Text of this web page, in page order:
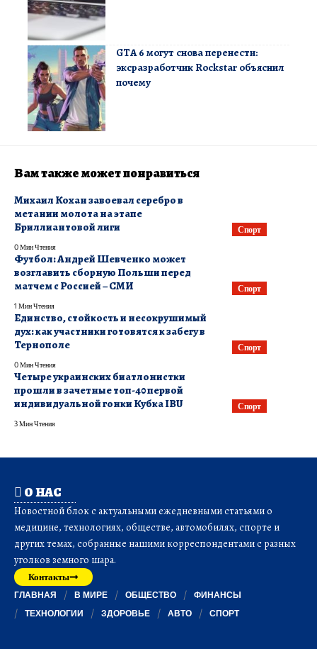
GTA 6 могут снова перенести:
эксразработчик Rockstar объяснил
почему
Вам также может понравиться
Спорт
Михаил Кохан завоевал серебро в
метании молота на этапе
Бриллиантовой лиги
0 Мин Чтения
Спорт
Футбол: Андрей Шевченко может
возглавить сборную Польши перед
матчем с Россией – СМИ
1 Мин Чтения
Спорт
Единство, стойкость и несокрушимый
дух: как участники готовятся к забегу в
Тернополе
0 Мин Чтения
Спорт
Четыре украинских биатлонистки
прошли в зачетные топ-40 первой
индивидуальной гонки Кубка IBU
3 Мин Чтения
О НАС
Новостной блок с актуальными ежедневными статьями о
медицине, технологиях, обществе, автомобилях, спорте и
других темах, собранные нашими корреспондентами с разных
уголков земного шара.
Контакты
ГЛАВНАЯ В МИРЕ ОБЩЕСТВО
ФИНАНСЫ
ТЕХНОЛОГИИ
ЗДОРОВЬЕ АВТО СПОРТ